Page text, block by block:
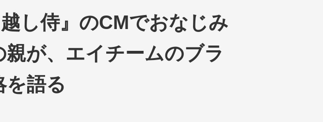
し侍』のCMでおなじみ
が、エイチームのブラ
を語る